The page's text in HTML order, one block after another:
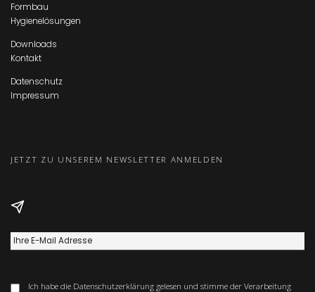
Formbau
Hygienelösungen
Downloads
Kontakt
Datenschutz
Impressum
JETZT ZU UNSEREM NEWSLETTER ANMELDEN
Ich habe die Datenschutzerklärung gelesen und stimme der Verarbeitung